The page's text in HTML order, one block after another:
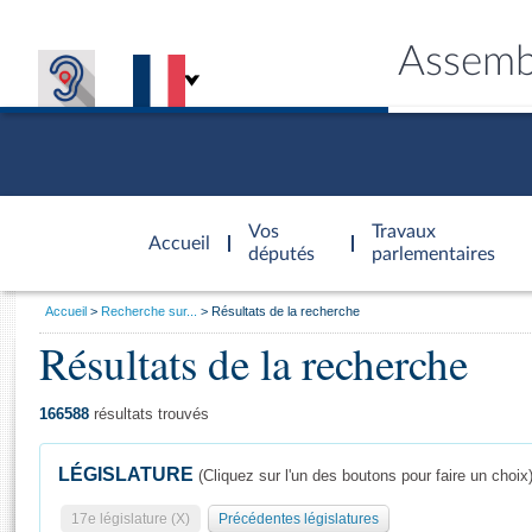
Accueil
d'accueil
Vos
députés
Travaux
parlementaires
Général
Vous
Accueil Recherche sur... Résultats de la recherche
Résultats de la recherche
166588 résultats trouvés
LÉGISLATURE (Cliquez sur l'un des boutons pour faire un choix)
17e législature (X) Précédentes législatures